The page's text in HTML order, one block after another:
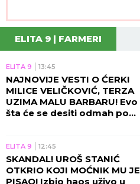
ELITA 9 | FARMERI
ELITA 9 13:45
NAJNOVIJE VESTI O ĆERKI
MILICE VELIČKOVIĆ, TERZA
UZIMA MALU BARBARU! Evo
šta će se desiti odmah po
ELITA 9 12:45
SKANDAL! UROŠ STANIĆ
OTKRIO KOJI MOĆNIK MU JE
PISAO! Izbio haos uživo u